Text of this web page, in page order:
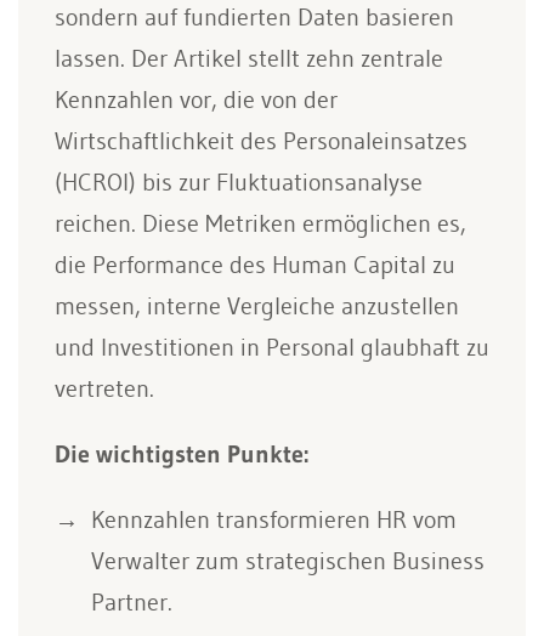
sondern auf fundierten Daten basieren
lassen. Der Artikel stellt zehn zentrale
Kennzahlen vor, die von der
Wirtschaftlichkeit des Personaleinsatzes
(HCROI) bis zur Fluktuationsanalyse
reichen. Diese Metriken ermöglichen es,
die Performance des Human Capital zu
messen, interne Vergleiche anzustellen
und Investitionen in Personal glaubhaft zu
vertreten.
Die wichtigsten Punkte:
Kennzahlen transformieren HR vom
Verwalter zum strategischen Business
Partner.